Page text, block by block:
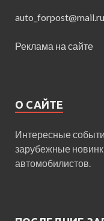
auto_forpost@mail.ru
Реклама на сайте
О САЙТЕ
Интересные
зарубежные
автомобилистов.